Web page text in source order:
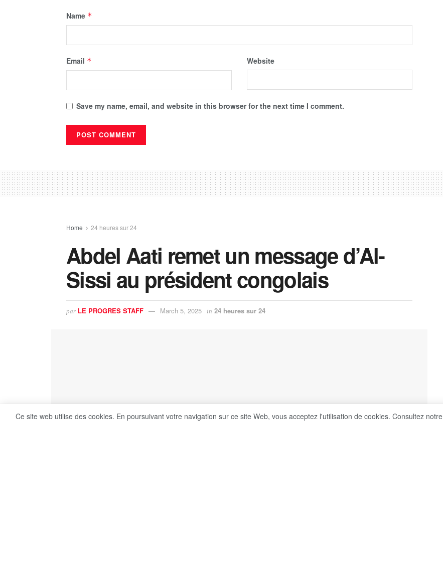
Name *
Email * Website
Save my name, email, and website in this browser for the next time I comment.
Home 24 heures sur 24
Abdel Aati remet un message d’Al-
Sissi au président congolais
par LE PROGRES STAFF March 5, 2025 in 24 heures sur 24
Ce site web utilise des cookies. En poursuivant votre navigation sur ce site Web, vous acceptez l'utilisation de cookies. Consultez notre